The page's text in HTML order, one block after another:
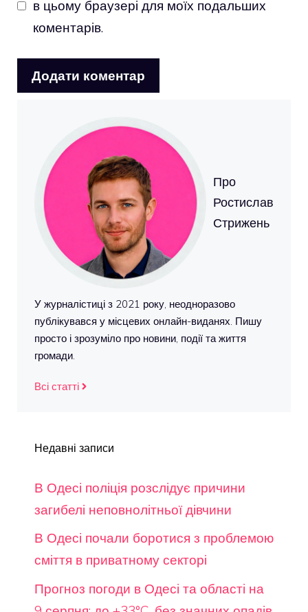
в цьому браузері для моїх подальших
коментарів.
Про
Ростислав
Стрижень
У журналістиці з 2021 року, неодноразово
публікувався у місцевих онлайн-виданях. Пишу
просто і зрозуміло про новини, події та життя
громади.
Всі статті
Недавні записи
В Одесі поліція розслідує причини
загибелі неповнолітньої дівчини
В Одесі почали боротися з проблемою
сміття в приватному секторі
Прогноз погоди в Одесі та області на